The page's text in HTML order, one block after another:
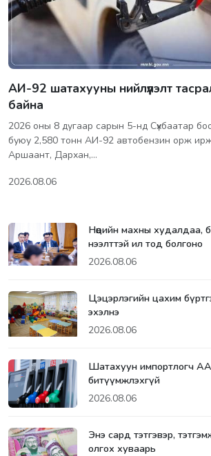
АИ-92 шатахууны нийлүүлэлт
байна
2026 оны 8 дугаар сарын 5-нд Сүхбаатар
буюу 2,580 тонн АИ-92 автобензин орж
Аршаант, Дархан,…
2026.08.06
Нөөцийн махны худалдаа,
нээлттэй ил тод болгоно
2026.08.06
Цэцэрлэгийн цахим
эхэлнэ
2026.08.06
Шатахуун импортлогч
битүүмжлэхгүй
2026.08.06
Энэ сард тэтгэвэр,
олгох хуваарь